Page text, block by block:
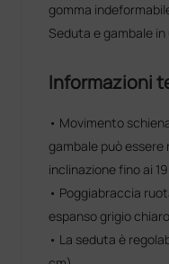
gomma
Seduta e gambale in
Informazioni
• Movimento
gambale può essere
inclinazione fino ai
• Poggiabraccia
espanso grigio chiaro
• La seduta è